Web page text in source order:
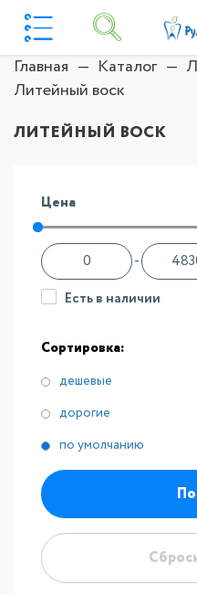
Главная Каталог
Литейный воск
ЛИТЕЙНЫЙ ВОСК
Цена
-
Есть в наличии
Сортировка:
дешевые
дорогие
по умолчанию